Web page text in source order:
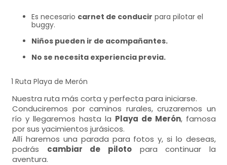
Es necesario carnet de conducir para pilotar el
buggy.
Niños pueden ir de acompañantes.
No se necesita experiencia previa.
1 Ruta Playa de Merón
Nuestra ruta más corta y perfecta para iniciarse.
Conduciremos por caminos rurales, cruzaremos un
río y llegaremos hasta la Playa de Merón, famosa
por sus yacimientos jurásicos.
Allí haremos una parada para fotos y, si lo deseas,
podrás cambiar de piloto para continuar la
aventura.